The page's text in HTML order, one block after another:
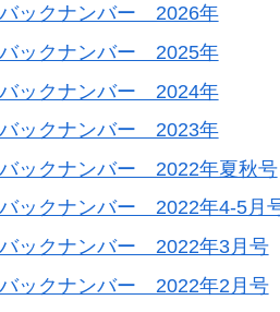
ックナンバー 2026年
ックナンバー 2025年
ックナンバー 2024年
ックナンバー 2023年
ックナンバー 2022年夏秋号
ックナンバー 2022年4-5月
ックナンバー 2022年3月号
ックナンバー 2022年2月号